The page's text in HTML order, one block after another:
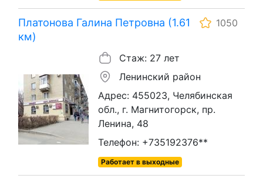
Платонова Галина Петровна (1.61
км)
1050
Стаж: 27 лет
Ленинский район
Адрес: 455023, Челябинская
обл., г. Магнитогорск, пр.
Ленина, 48
Телефон: +735192376**
Работает в выходные